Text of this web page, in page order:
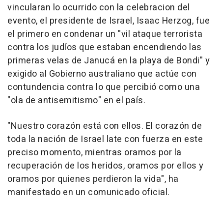
vincularan lo ocurrido con la celebracion del
evento, el presidente de Israel, Isaac Herzog, fue
el primero en condenar un "vil ataque terrorista
contra los judíos que estaban encendiendo las
primeras velas de Janucá en la playa de Bondi" y
exigido al Gobierno australiano que actúe con
contundencia contra lo que percibió como una
"ola de antisemitismo" en el país.
"Nuestro corazón está con ellos. El corazón de
toda la nación de Israel late con fuerza en este
preciso momento, mientras oramos por la
recuperación de los heridos, oramos por ellos y
oramos por quienes perdieron la vida", ha
manifestado en un comunicado oficial.